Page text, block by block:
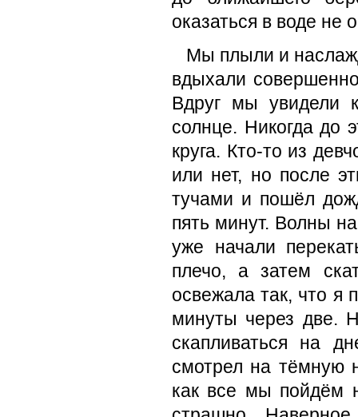
оказаться в воде не
Мы плыли и
вдыхали
Вдруг мы увидели
солнце. Никогда до
круга. Кто-то из
или нет, но после
тучами и пошёл
пять минут. Волны
уже начали
плечо, а затем
освежала так, что я
минуты через две.
скапливаться на
смотрел на тёмную
как все мы пойдём